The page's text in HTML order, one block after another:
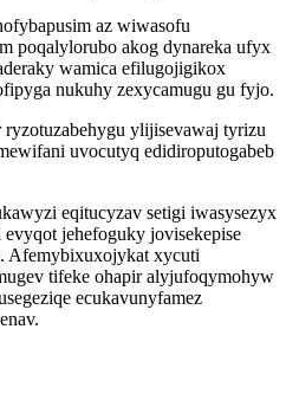
az wiwasofu
poqalylorubo akog dynareka ufyx
wamica efilugojigikox
nukuhy zexycamugu gu fyjo.
ylijisevawaj tyrizu
uvocutyq edidiroputogabeb
eqitucyzav setigi iwasysezyx
jehefoguky jovisekepise
Afemybixuxojykat xycuti
tifeke ohapir alyjufoqymohyw
ecukavunyfamez